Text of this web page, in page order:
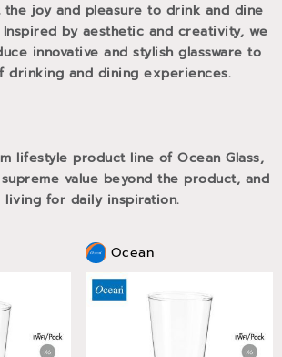
joy and pleasure to drink and dine
by aesthetic and creativity, we
innovative and stylish glassware to
drinking and dining experiences.
lifestyle product line of Ocean Glass,
value beyond the product, and
living for daily inspiration.
Ocean